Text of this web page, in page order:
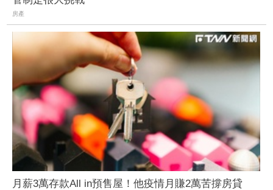
房產
月薪3萬存款All in預售屋！他疫情月賺2萬苦撐房貸